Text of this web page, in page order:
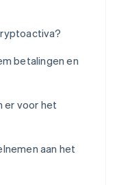
betalingen en
er voor het
aan het